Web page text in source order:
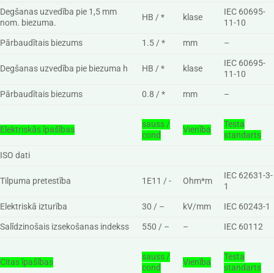
Degšanas uzvedība pie 1,5 mm
nom. biezuma.
HB / * klase
IEC 60695-
11-10
Pārbaudītais biezums
1.5 / * mm –
Degšanas uzvedība pie biezuma h HB / * klase
IEC 60695-
11-10
Pārbaudītais biezums
0.8 / * mm –
Elektriskās īpašības
sauss /
cond
Vienība
Testa
standarts
ISO dati
Tilpuma pretestība 1E11 / - Ohm*m
IEC 62631-3-
1
Elektriskā izturība
30 / – kV/mm
IEC 60243-1
Salīdzinošais izsekošanas indekss
550 / – – IEC 60112
Citas īpašības
sauss /
cond
Vienība
Testa
standarts